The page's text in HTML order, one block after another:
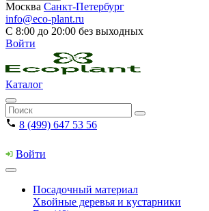
Москва Санкт-Петербург
info@eco-plant.ru
С 8:00 до 20:00 без выходных
Войти
Каталог
8 (499) 647 53 56
Войти
Посадочный материал
Хвойные деревья и кустарники